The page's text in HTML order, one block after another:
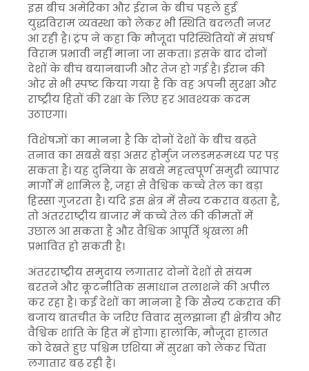
इस बीच अमेरिका और ईरान के बीच पहले हुई
युद्धविराम व्यवस्था को लेकर भी स्थिति बदलती नजर
आ रही है। ट्रंप ने कहा कि मौजूदा परिस्थितियों में संघर्ष
विराम प्रभावी नहीं माना जा सकता। इसके बाद दोनों
देशों के बीच बयानबाजी और तेज हो गई है। ईरान की
ओर से भी स्पष्ट किया गया है कि वह अपनी सुरक्षा और
राष्ट्रीय हितों की रक्षा के लिए हर आवश्यक कदम
उठाएगा।
विशेषज्ञों का मानना है कि दोनों देशों के बीच बढ़ते
तनाव का सबसे बड़ा असर होर्मुज जलडमरूमध्य पर पड़
सकता है। यह दुनिया के सबसे महत्वपूर्ण समुद्री व्यापार
मार्गों में शामिल है, जहां से वैश्विक कच्चे तेल का बड़ा
हिस्सा गुजरता है। यदि इस क्षेत्र में सैन्य टकराव बढ़ता है,
तो अंतरराष्ट्रीय बाजार में कच्चे तेल की कीमतों में
उछाल आ सकता है और वैश्विक आपूर्ति श्रृंखला भी
प्रभावित हो सकती है।
अंतरराष्ट्रीय समुदाय लगातार दोनों देशों से संयम
बरतने और कूटनीतिक समाधान तलाशने की अपील
कर रहा है। कई देशों का मानना है कि सैन्य टकराव की
बजाय बातचीत के जरिए विवाद सुलझाना ही क्षेत्रीय और
वैश्विक शांति के हित में होगा। हालांकि, मौजूदा हालात
को देखते हुए पश्चिम एशिया में सुरक्षा को लेकर चिंता
लगातार बढ़ रही है।